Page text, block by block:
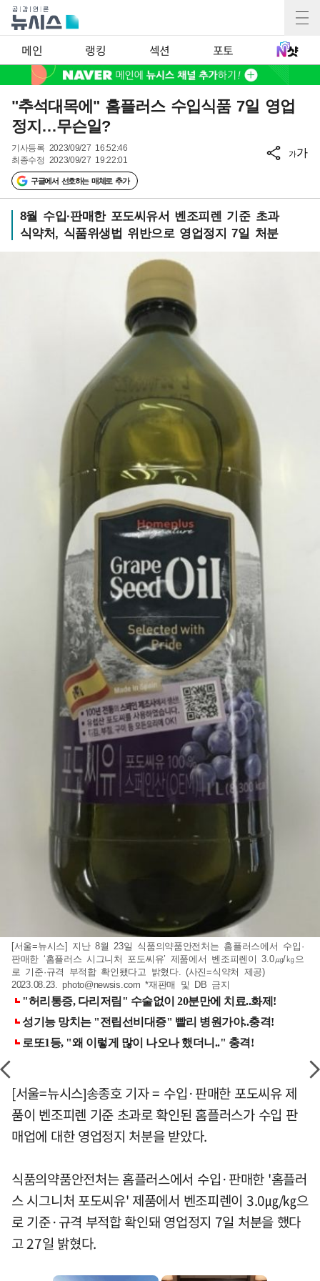
메인 랭킹 섹션 포토
"추석대목에" 홈플러스 수입식품 7일 영업
정지…무슨일?
기사등록 2023/09/27 16:52:46
최종수정 2023/09/27 19:22:01
구글에서 선호하는 매체로 추가
가가
8월 수입·판매한 포도씨유서 벤조피렌 기준 초과
식약처, 식품위생법 위반으로 영업정지 7일 처분
[서울=뉴시스] 지난 8월 23일 식품의약품안전처는 홈플러스에서 수입·
판매한 ‘홈플러스 시그니처 포도씨유’ 제품에서 벤조피렌이 3.0㎍/㎏으
로 기준·규격 부적합 확인됐다고 밝혔다. (사진=식약처 제공)
2023.08.23.photo@newsis.com *재판매 및 DB 금지
[서울=뉴시스]송종호 기자 = 수입·판매한 포도씨유 제
품이 벤조피렌 기준 초과로 확인된 홈플러스가 수입 판
매업에 대한 영업정지 처분을 받았다.
식품의약품안전처는 홈플러스에서 수입·판매한 '홈플러
스 시그니처 포도씨유' 제품에서 벤조피렌이 3.0㎍/㎏으
로 기준·규격 부적합 확인돼 영업정지 7일 처분을 했다
고 27일 밝혔다.